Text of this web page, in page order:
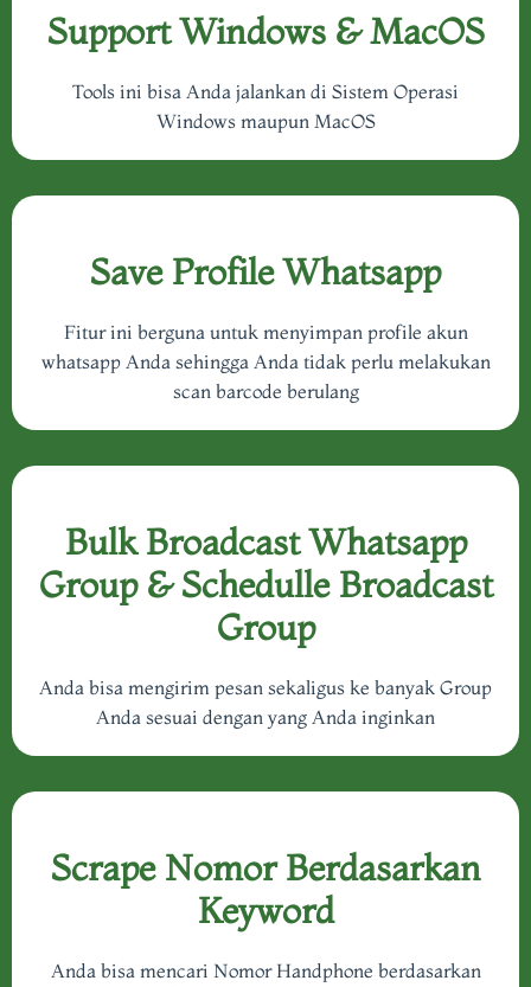
Support Windows & MacOS
Tools ini bisa Anda jalankan di Sistem Operasi
Windows maupun MacOS
Save Profile Whatsapp
Fitur ini berguna untuk menyimpan profile akun
whatsapp Anda sehingga Anda tidak perlu melakukan
scan barcode berulang
Bulk Broadcast Whatsapp
Group &Schedulle Broadcast
Group
Anda bisa mengirim pesan sekaligus ke banyak Group
Anda sesuai dengan yang Anda inginkan
Scrape Nomor Berdasarkan
Keyword
Anda bisa mencari Nomor Handphone berdasarkan